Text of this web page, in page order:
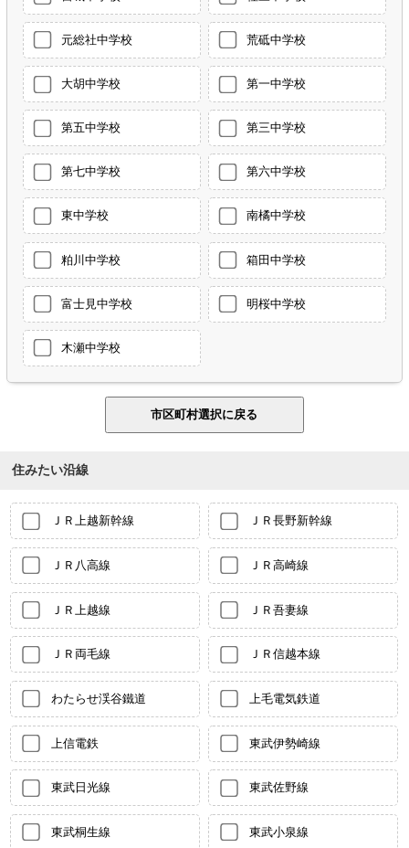
元総社中学校 荒砥中学校
大胡中学校 第一中学校
第五中学校 第三中学校
第七中学校 第六中学校
東中学校 南橘中学校
粕川中学校 箱田中学校
富士見中学校 明桜中学校
木瀬中学校
住みたい沿線
ＪＲ上越新幹線 ＪＲ長野新幹線
ＪＲ八高線 ＪＲ高崎線
ＪＲ上越線 ＪＲ吾妻線
ＪＲ両毛線 ＪＲ信越本線
わたらせ渓谷鐵道 上毛電気鉄道
上信電鉄 東武伊勢崎線
東武日光線 東武佐野線
東武桐生線 東武小泉線